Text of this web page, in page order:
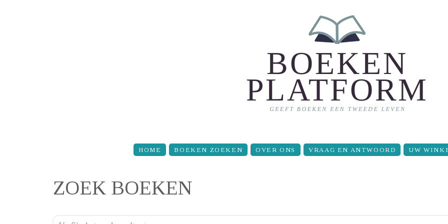
HOME BOEKEN ZOEKEN OVER ONS VRAAG EN ANTWOORD UW
ZOEK BOEKEN